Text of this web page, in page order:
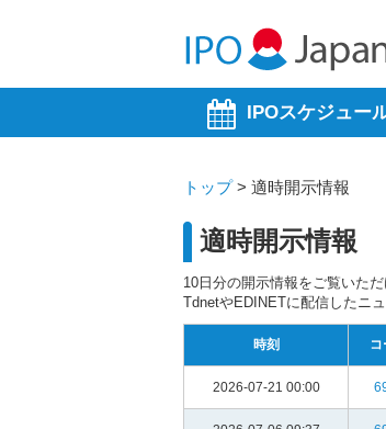
IPOスケジュー
トップ> 適時開示情報
適時開示情報
10日分の開示情報をご覧いただ
TdnetやEDINETに配信したニ
時刻 コ
2026-07-21 00:00